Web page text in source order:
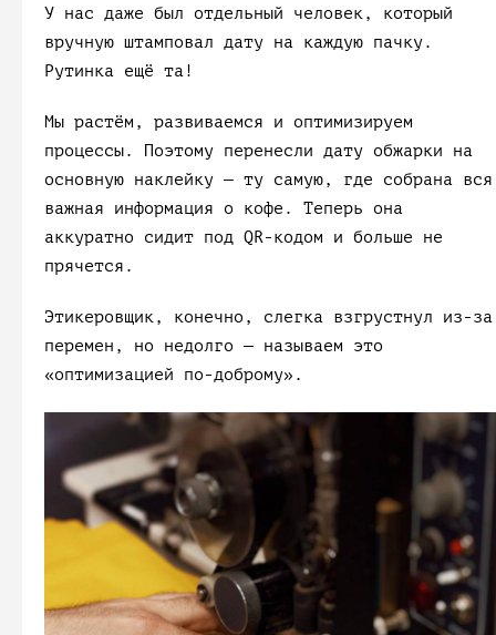
У нас даже был отдельный человек, который
вручную штамповал дату на каждую пачку.
Рутинка ещё та!
Мы растём, развиваемся и оптимизируем
процессы. Поэтому перенесли дату обжарки на
основную наклейку — ту самую, где собрана вся
важная информация о кофе. Теперь она
аккуратно сидит под QR-кодом и больше не
прячется.
Этикеровщик, конечно, слегка взгрустнул из-за
перемен, но недолго — называем это
«оптимизацией по-доброму».